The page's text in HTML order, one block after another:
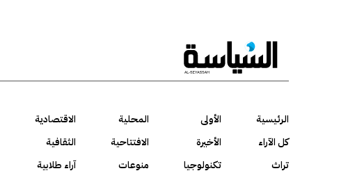
الرئيسية الأولى المحلية الاقتصادية
كل الآراء
الأخيرة الافتتاحية الثقافية
تراث
تكنولوجيا منوعات آراء طلابية